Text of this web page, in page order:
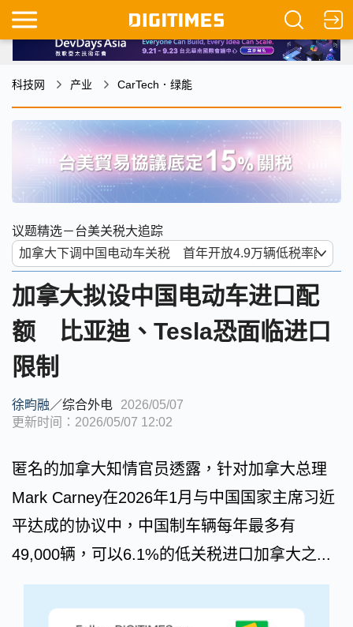
科技网 产业 CarTech．绿能
议题精选－台美关税大追踪
加拿大拟设中国电动车进口配
额 比亚迪、Tesla恐面临进口
限制
徐畇融 ／综合外电
2026/05/07
更新时间：2026/05/07 12:02
匿名的加拿大知情官员透露，针对加拿大总理
Mark Carney在2026年1月与中国国家主席习近
平达成的协议中，中国制车辆每年最多有
49,000辆，可以6.1%的低关税进口加拿大之...